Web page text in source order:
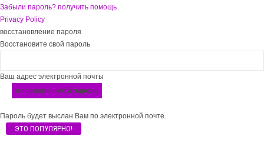
Забыли пароль? получить помощь
Privacy Policy
восстановление пароля
Восстановите свой пароль
Ваш адрес электронной почты
Пароль будет выслан Вам по электронной почте.
ЭТО ПОПУЛЯРНО!